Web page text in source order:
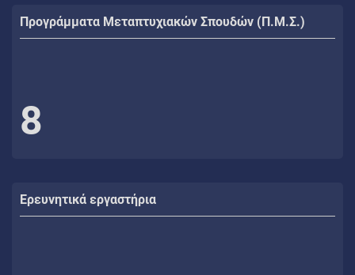
Προγράμματα Μεταπτυχιακών Σπουδών (Π.Μ.Σ.)
8
Ερευνητικά εργαστήρια